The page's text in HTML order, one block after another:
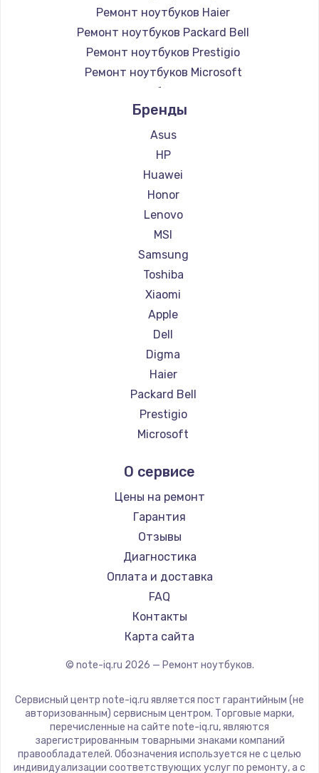
Ремонт ноутбуков Haier
Ремонт ноутбуков Packard Bell
Ремонт ноутбуков Prestigio
Ремонт ноутбуков Microsoft
Ремонт ноутбуков Alienware
Ремонт ноутбуков Aquarius
Ремонт ноутбуков Gigabyte
Ремонт ноутбуков Aorus
Ремонт ноутбуков Maibenben
Ремонт ноутбуков Getac
Ремонт ноутбуков Epson
Ремонт ноутбуков Philips
Ремонт ноутбуков LG
Ремонт ноутбуков Panasonic
Ремонт ноутбуков Irbis
Ремонт ноутбуков Thunderobot
Ремонт ноутбуков Hasee
Ремонт ноутбуков ZTE
Ремонт ноутбуков Hiper
Ремонт ноутбуков Evga
Ремонт ноутбуков Google
Ремонт ноутбуков Echips
Ремонт ноутбуков Predator
Ремонт ноутбуков iru
Ремонт ноутбуков Machenike
Ремонт ноутбуков DEXP
Ремонт ноутбуков Teclast
Ремонт ноутбуков CHUWI
Ремонт ноутбуков Colorful
Бренды
Asus
HP
Huawei
Honor
Lenovo
MSI
Samsung
Toshiba
Xiaomi
Apple
Dell
Digma
Haier
Packard Bell
Prestigio
Microsoft
Aquarius
Gigabyte
Aorus
Maibenben
Getac
Epson
Philips
LG
Panasonic
ZTE
Hiper
Evga
О сервисе
Цены на ремонт
Гарантия
Отзывы
Диагностика
Оплата и доставка
FAQ
Контакты
Карта сайта
© note-iq.ru 2026 — Ремонт ноутбуков.
Сервисный центр note-iq.ru является пост гарантийным (не
авторизованным) сервисным центром. Торговые марки,
перечисленные на сайте note-iq.ru, являются
зарегистрированным товарными знаками компаний
правообладателей. Обозначения используется не с целью
индивидуализации соответствующих услуг по ремонту, а с